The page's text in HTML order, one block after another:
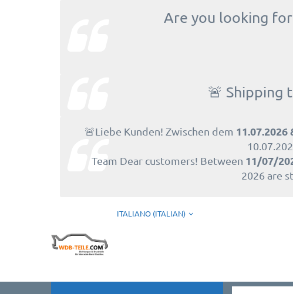
Are you looking
🚨 Shipping
🚨Liebe Kunden! Zwischen dem 11.07.2026
Team Dear customers! Between 11/07/
2026 are
ITALIANO (ITALIAN)